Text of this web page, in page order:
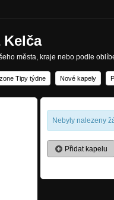
Kelča
města, kraje nebo podle
Tipy týdne Nové kapely
Nebyly nalezeny
Přidat kapelu